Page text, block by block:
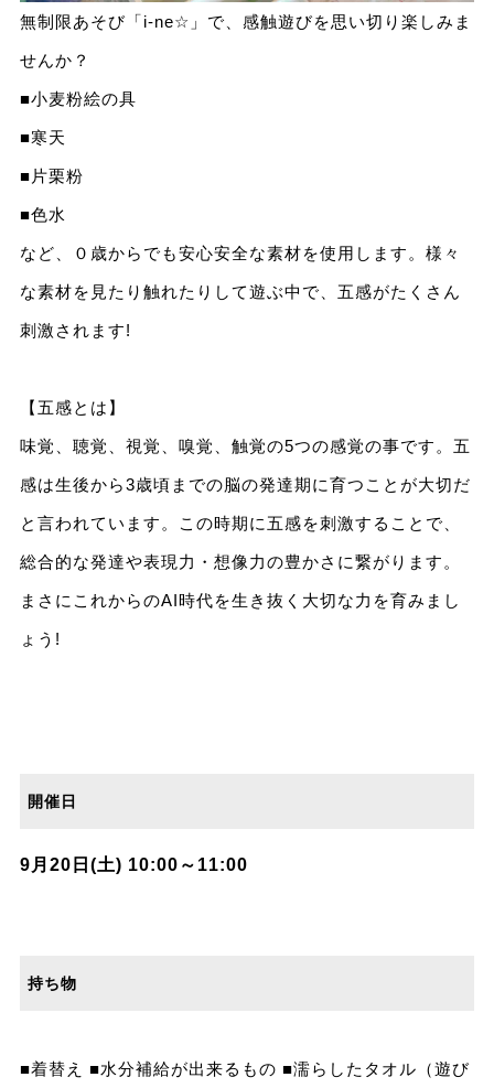
無制限あそび「i-ne☆」で、感触遊びを思い切り楽しみま
せんか？
■小麦粉絵の具
■寒天
■片栗粉
■色水
など、０歳からでも安心安全な素材を使用します。様々
な素材を見たり触れたりして遊ぶ中で、五感がたくさん
刺激されます!
【五感とは】
味覚、聴覚、視覚、嗅覚、触覚の5つの感覚の事です。五
感は生後から3歳頃までの脳の発達期に育つことが大切だ
と言われています。この時期に五感を刺激することで、
総合的な発達や表現力・想像力の豊かさに繋がります。
まさにこれからのAI時代を生き抜く大切な力を育みまし
ょう!
開催日
9月20日(土) 10:00～11:00
持ち物
■着替え ■水分補給が出来るもの ■濡らしたタオル（遊び